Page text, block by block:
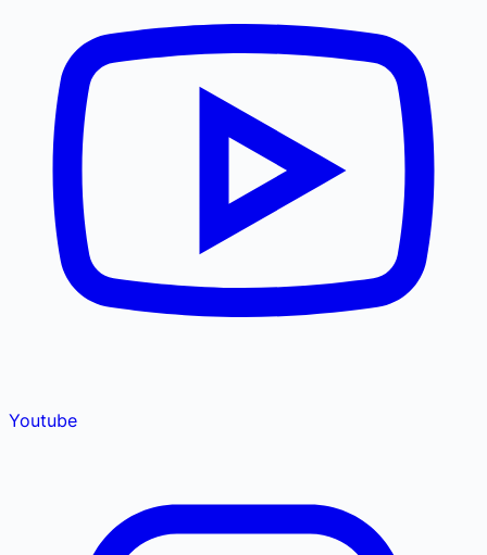
Youtube